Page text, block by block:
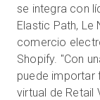
se integra con
Elastic Path, Le
comercio
Shopify. "Con
puede importar
virtual de Retail